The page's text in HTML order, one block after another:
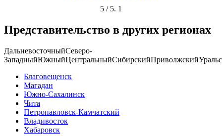
5 / 5. 1
Представительство в других регионах
ДальневосточныйСеверо-
ЗападныйЮжныйЦентральныйСибирскийПриволжский
Благовещенск
Магадан
Южно-Сахалинск
Чита
Петропавловск-Камчатский
Владивосток
Хабаровск